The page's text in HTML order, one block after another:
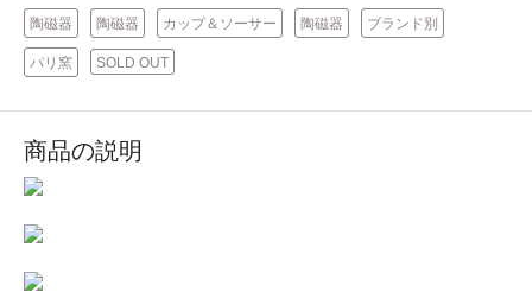
陶磁器 陶磁器 カップ＆ソーサー 陶磁器 ブランド別
パリ窯 SOLD OUT
商品の説明